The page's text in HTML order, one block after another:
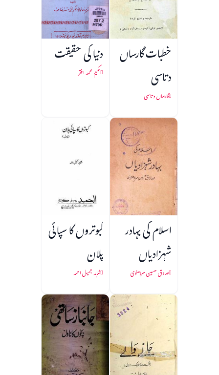
خطبات گارساں
دتاسی
گارساں دتاسی
دنیا کی حقیقت
حکیم محمد اختر
اسلام کی بہادر
شہزادیاں
صادق حسین سردھنوی
کبوتروں کا سپائی
پلان
شاہد جمیل احمد